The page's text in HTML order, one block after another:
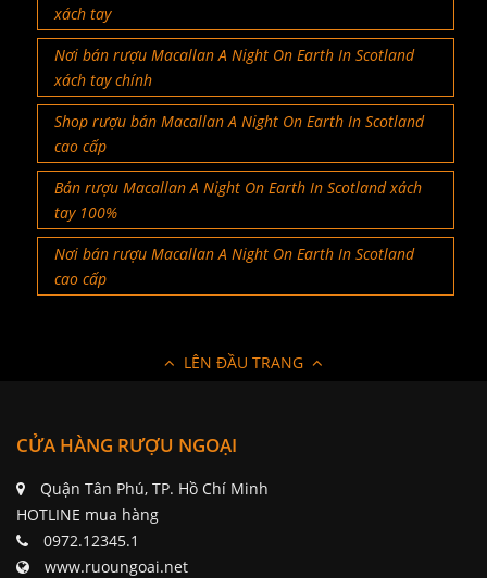
xách tay
Nơi bán rượu Macallan A Night On Earth In Scotland
xách tay chính
Shop rượu bán Macallan A Night On Earth In Scotland
cao cấp
Bán rượu Macallan A Night On Earth In Scotland xách
tay 100%
Nơi bán rượu Macallan A Night On Earth In Scotland
cao cấp
LÊN ĐẦU TRANG
CỬA HÀNG RƯỢU NGOẠI
Quận Tân Phú, TP. Hồ Chí Minh
HOTLINE mua hàng
0972.12345.1
www.ruoungoai.net